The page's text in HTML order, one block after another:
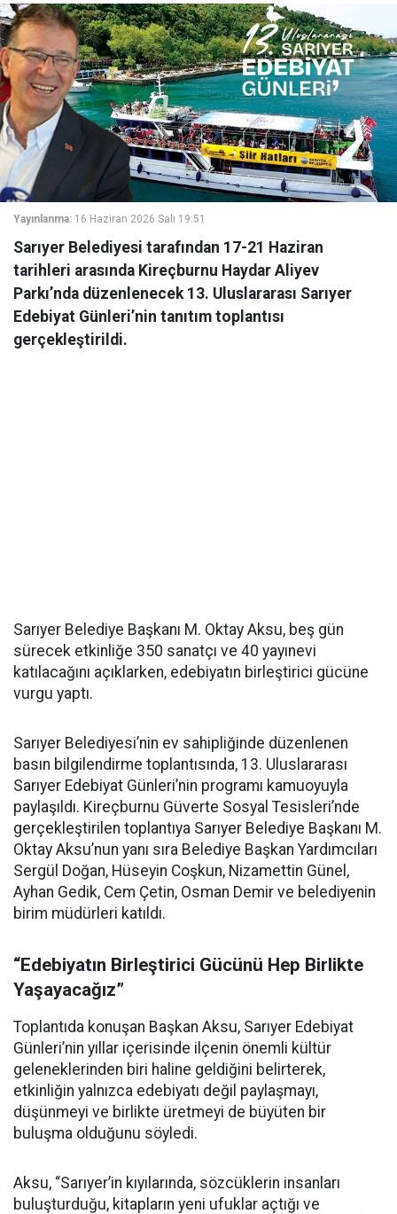
Yayınlanma: 16 Haziran 2026 Salı 19:51
Sarıyer Belediyesi tarafından 17-21 Haziran
tarihleri arasında Kireçburnu Haydar Aliyev
Parkı’nda düzenlenecek 13. Uluslararası Sarıyer
Edebiyat Günleri’nin tanıtım toplantısı
gerçekleştirildi.
Sarıyer Belediye Başkanı M. Oktay Aksu, beş gün
sürecek etkinliğe 350 sanatçı ve 40 yayınevi
katılacağını açıklarken, edebiyatın birleştirici gücüne
vurgu yaptı.
Sarıyer Belediyesi’nin ev sahipliğinde düzenlenen
basın bilgilendirme toplantısında, 13. Uluslararası
Sarıyer Edebiyat Günleri’nin programı kamuoyuyla
paylaşıldı. Kireçburnu Güverte Sosyal Tesisleri’nde
gerçekleştirilen toplantıya Sarıyer Belediye Başkanı M.
Oktay Aksu’nun yanı sıra Belediye Başkan Yardımcıları
Sergül Doğan, Hüseyin Coşkun, Nizamettin Günel,
Ayhan Gedik, Cem Çetin, Osman Demir ve belediyenin
birim müdürleri katıldı.
“Edebiyatın Birleştirici Gücünü Hep Birlikte
Yaşayacağız”
Toplantıda konuşan Başkan Aksu, Sarıyer Edebiyat
Günleri’nin yıllar içerisinde ilçenin önemli kültür
geleneklerinden biri haline geldiğini belirterek,
etkinliğin yalnızca edebiyatı değil paylaşmayı,
düşünmeyi ve birlikte üretmeyi de büyüten bir
buluşma olduğunu söyledi.
Aksu, “Sarıyer’in kıyılarında, sözcüklerin insanları
buluşturduğu, kitapların yeni ufuklar açtığı ve